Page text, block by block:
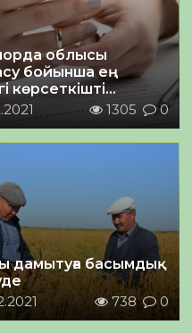
облысы
бойынша ең
көрсеткішті
1305 0
дамытуға басымдық
738 0